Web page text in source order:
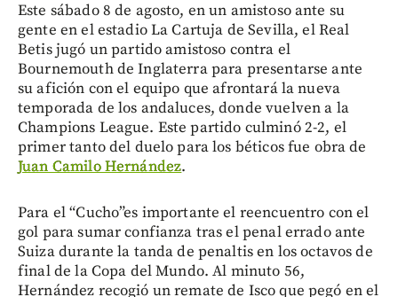
Este sábado 8 de agosto, en un amistoso ante su
gente en el estadio La Cartuja de Sevilla, el Real
Betis jugó un partido amistoso contra el
Bournemouth de Inglaterra para presentarse ante
su afición con el equipo que afrontará la nueva
temporada de los andaluces, donde vuelven a la
Champions League. Este partido culminó 2-2, el
primer tanto del duelo para los béticos fue obra de
Juan Camilo Hernández.
Para el “Cucho”es importante el reencuentro con el
gol para sumar confianza tras el penal errado ante
Suiza durante la tanda de penaltis en los octavos de
final de la Copa del Mundo. Al minuto 56,
Hernández recogió un remate de Isco que pegó en el